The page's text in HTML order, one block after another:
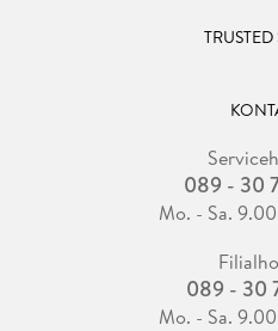
089 - 30
Mo. - Sa.
089 - 30
Mo. - Sa.